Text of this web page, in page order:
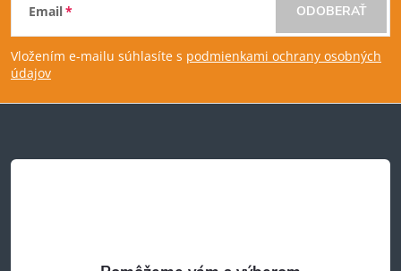
á
p
t
Email
Vložením e-mailu súhlasíte s podmienkami ochrany osobných
údajov
ODOBERAŤ